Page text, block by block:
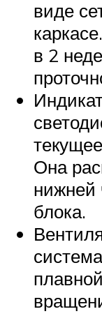
виде
в 2
Она
нижней
блока.